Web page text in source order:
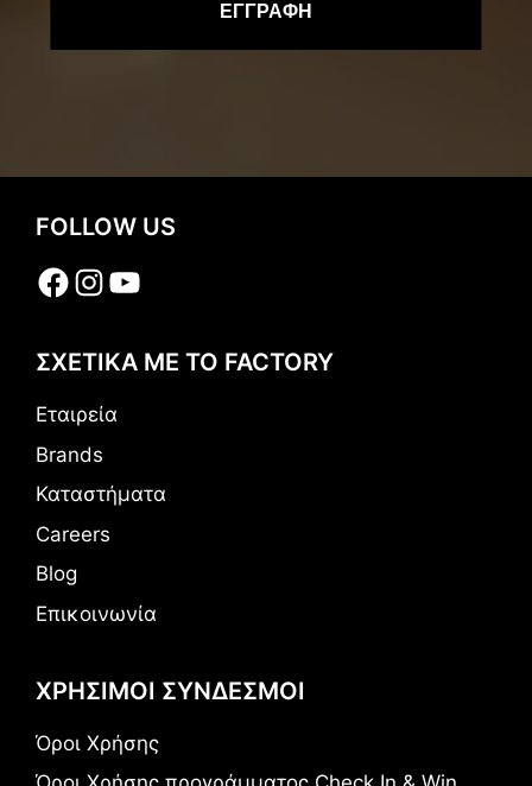
FOLLOW US
Facebook
Instagram
YouTube
ΣΧΕΤΙΚΑ ΜΕ ΤΟ FACTORY
Εταιρεία
Brands
Καταστήματα
Careers
Blog
Επικοινωνία
ΧΡΗΣΙΜΟΙ ΣΥΝΔΕΣΜΟΙ
Όροι Χρήσης